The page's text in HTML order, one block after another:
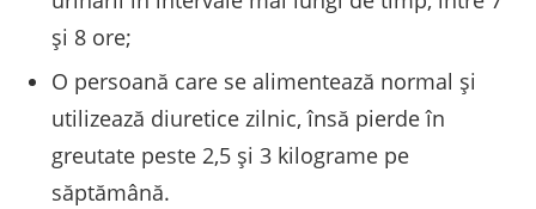
şi 8 ore;
O persoană care se alimentează normal şi
utilizează diuretice zilnic, însă pierde în
greutate peste 2,5 şi 3 kilograme pe
săptămână.